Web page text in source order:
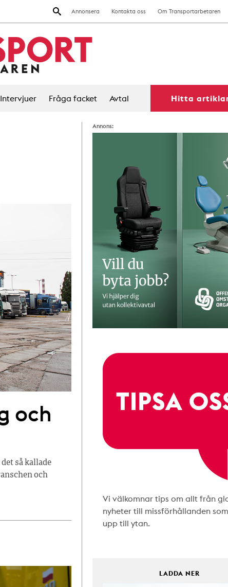
Annonsera Kontakta oss Om Transportarbetaren
Intervjuer Fråga facket Avtal Hitta
och
så kallade
och
Annons:
Vi välkomnar tips om allt från
nyheter till missförhållanden
upp till ytan.
LADDA NER